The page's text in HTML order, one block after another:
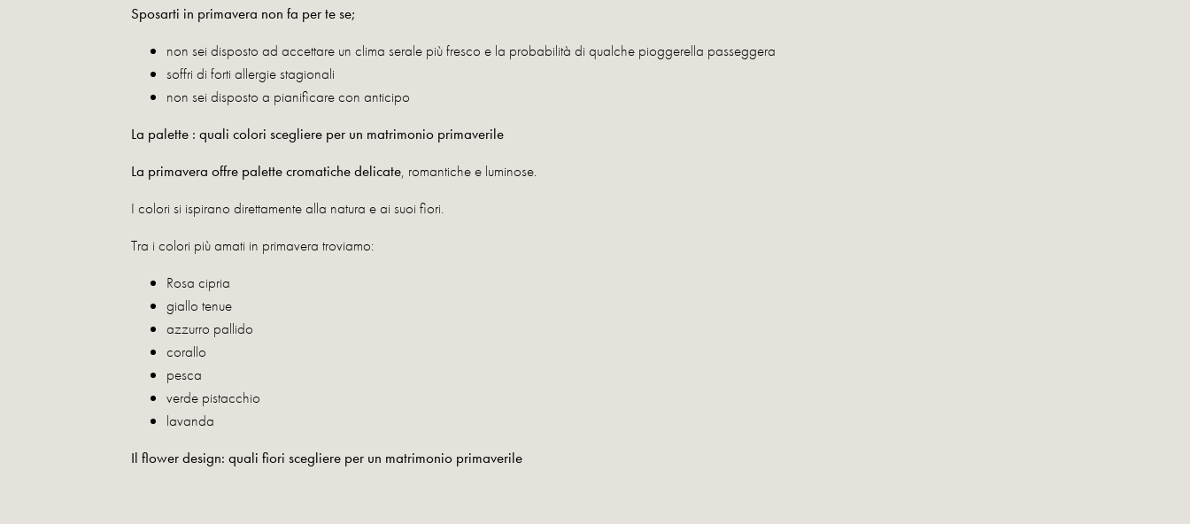
Sposarti in primavera non fa per te se;
non sei disposto ad accettare un clima serale più fresco e la probabilità di qualche pioggerella passeggera
soffri di forti allergie stagionali
non sei disposto a pianificare con anticipo
La palette : quali colori scegliere per un matrimonio primaverile
La primavera offre palette cromatiche delicate, romantiche e luminose.
I colori si ispirano direttamente alla natura e ai suoi fiori.
Tra i colori più amati in primavera troviamo:
Rosa cipria
giallo tenue
azzurro pallido
corallo
pesca
verde pistacchio
lavanda
Il flower design: quali fiori scegliere per un matrimonio primaverile